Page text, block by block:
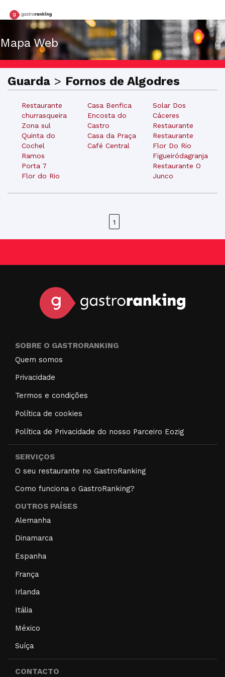
Mapa Web
Guarda > Fornos de Algodres
Restaurante
churrasqueira
Zona sul
Quinta do
Cochel
Ramos
Porta 7
Flor do Rio
Casa Benfica
Encosta do
Castro
Casa da Praça
Café Central
Solar Dos
Cáceres
Restaurante
Restaurante
Flor Do Rio
Figueiródagranja
Restaurante O
Junco
1
SOBRE O GASTRORANKING
Quem somos
Privacidade
Termos e condições
Política de cookies
Política de Privacidade do nosso Parceiro Eozig
SERVIÇOS
O seu restaurante no GastroRanking
Como funciona o GastroRanking?
OUTROS PAÍSES
Alemanha
Dinamarca
Espanha
França
Irlanda
Itália
México
Suíça
CONTACTO